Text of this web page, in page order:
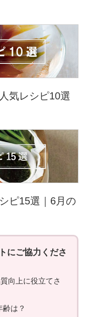
気レシピ10選
ピ15選｜6月の